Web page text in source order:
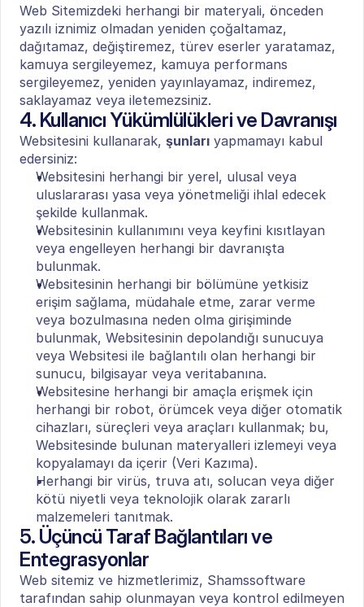
Web Sitemizdeki herhangi bir materyali, önceden
yazılı iznimiz olmadan yeniden çoğaltamaz,
dağıtamaz, değiştiremez, türev eserler yaratamaz,
kamuya sergileyemez, kamuya performans
sergileyemez, yeniden yayınlayamaz, indiremez,
saklayamaz veya iletemezsiniz.
4. Kullanıcı Yükümlülükleri ve Davranışı
Websitesini kullanarak, şunları yapmamayı kabul
edersiniz:
Websitesini herhangi bir yerel, ulusal veya
uluslararası yasa veya yönetmeliği ihlal edecek
şekilde kullanmak.
Websitesinin kullanımını veya keyfini kısıtlayan
veya engelleyen herhangi bir davranışta
bulunmak.
Websitesinin herhangi bir bölümüne yetkisiz
erişim sağlama, müdahale etme, zarar verme
veya bozulmasına neden olma girişiminde
bulunmak, Websitesinin depolandığı sunucuya
veya Websitesi ile bağlantılı olan herhangi bir
sunucu, bilgisayar veya veritabanına.
Websitesine herhangi bir amaçla erişmek için
herhangi bir robot, örümcek veya diğer otomatik
cihazları, süreçleri veya araçları kullanmak; bu,
Websitesinde bulunan materyalleri izlemeyi veya
kopyalamayı da içerir (Veri Kazıma).
Herhangi bir virüs, truva atı, solucan veya diğer
kötü niyetli veya teknolojik olarak zararlı
malzemeleri tanıtmak.
5. Üçüncü Taraf Bağlantıları ve
Entegrasyonlar
Web sitemiz ve hizmetlerimiz, Shamssoftware
tarafından sahip olunmayan veya kontrol edilmeyen